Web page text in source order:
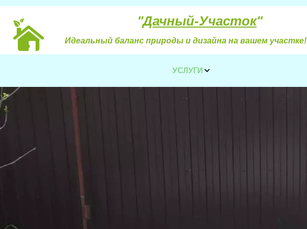
"Дачный-Участок"
Идеальный баланс природы и дизайна на вашем участке!
УСЛУГИ